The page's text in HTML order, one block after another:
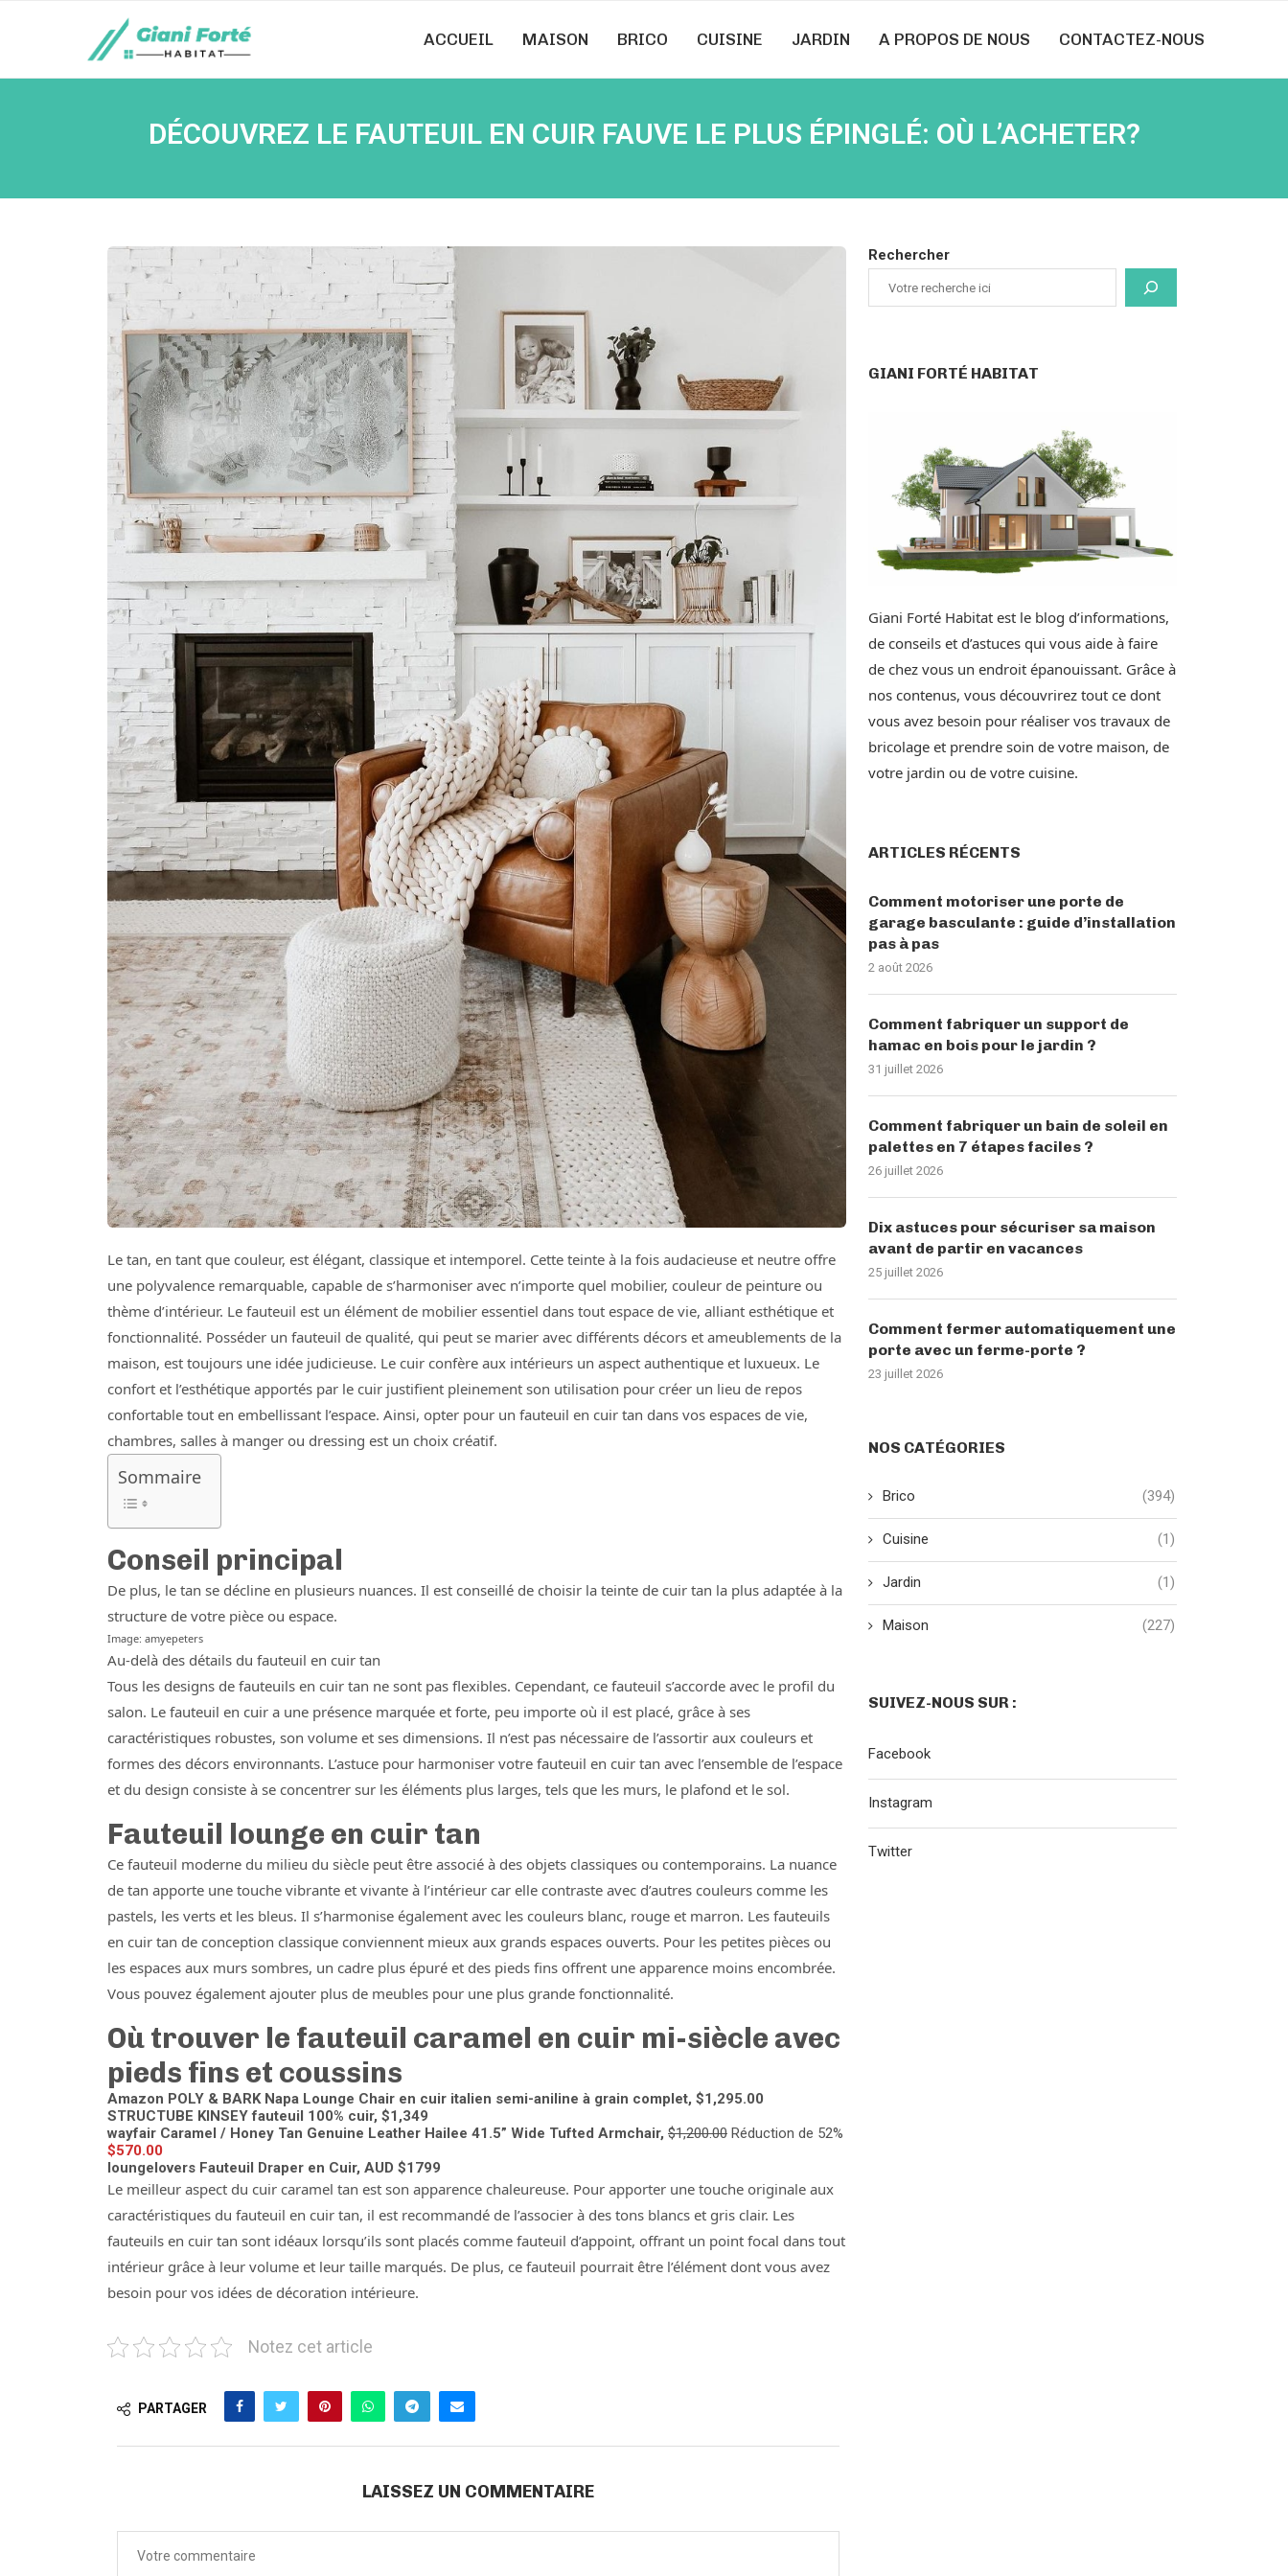
ACCUEIL MAISON BRICO CUISINE JARDIN A PROPOS DE NOUS CONTACTEZ-NOUS
DÉCOUVREZ LE FAUTEUIL EN CUIR FAUVE LE PLUS ÉPINGLÉ: OÙ L’ACHETER?
Le tan, en tant que couleur, est élégant, classique et intemporel. Cette teinte à la fois audacieuse et neutre offre
une polyvalence remarquable, capable de s’harmoniser avec n’importe quel mobilier, couleur de peinture ou
thème d’intérieur. Le fauteuil est un élément de mobilier essentiel dans tout espace de vie, alliant esthétique et
fonctionnalité. Posséder un fauteuil de qualité, qui peut se marier avec différents décors et ameublements de la
maison, est toujours une idée judicieuse. Le cuir confère aux intérieurs un aspect authentique et luxueux. Le
confort et l’esthétique apportés par le cuir justifient pleinement son utilisation pour créer un lieu de repos
confortable tout en embellissant l’espace. Ainsi, opter pour un fauteuil en cuir tan dans vos espaces de vie,
chambres, salles à manger ou dressing est un choix créatif.
Sommaire
Conseil principal
De plus, le tan se décline en plusieurs nuances. Il est conseillé de choisir la teinte de cuir tan la plus adaptée à la
structure de votre pièce ou espace.
Image: amyepeters
Au-delà des détails du fauteuil en cuir tan
Tous les designs de fauteuils en cuir tan ne sont pas flexibles. Cependant, ce fauteuil s’accorde avec le profil du
salon. Le fauteuil en cuir a une présence marquée et forte, peu importe où il est placé, grâce à ses
caractéristiques robustes, son volume et ses dimensions. Il n’est pas nécessaire de l’assortir aux couleurs et
formes des décors environnants. L’astuce pour harmoniser votre fauteuil en cuir tan avec l’ensemble de l’espace
et du design consiste à se concentrer sur les éléments plus larges, tels que les murs, le plafond et le sol.
Fauteuil lounge en cuir tan
Ce fauteuil moderne du milieu du siècle peut être associé à des objets classiques ou contemporains. La nuance
de tan apporte une touche vibrante et vivante à l’intérieur car elle contraste avec d’autres couleurs comme les
pastels, les verts et les bleus. Il s’harmonise également avec les couleurs blanc, rouge et marron. Les fauteuils
en cuir tan de conception classique conviennent mieux aux grands espaces ouverts. Pour les petites pièces ou
les espaces aux murs sombres, un cadre plus épuré et des pieds fins offrent une apparence moins encombrée.
Vous pouvez également ajouter plus de meubles pour une plus grande fonctionnalité.
Où trouver le fauteuil caramel en cuir mi-siècle avec
pieds fins et coussins
Amazon POLY & BARK Napa Lounge Chair en cuir italien semi-aniline à grain complet, $1,295.00
STRUCTUBE KINSEY fauteuil 100% cuir, $1,349
wayfair Caramel / Honey Tan Genuine Leather Hailee 41.5” Wide Tufted Armchair, $1,200.00 Réduction de 52%
$570.00
loungelovers Fauteuil Draper en Cuir, AUD $1799
Le meilleur aspect du cuir caramel tan est son apparence chaleureuse. Pour apporter une touche originale aux
caractéristiques du fauteuil en cuir tan, il est recommandé de l’associer à des tons blancs et gris clair. Les
fauteuils en cuir tan sont idéaux lorsqu’ils sont placés comme fauteuil d’appoint, offrant un point focal dans tout
intérieur grâce à leur volume et leur taille marqués. De plus, ce fauteuil pourrait être l’élément dont vous avez
besoin pour vos idées de décoration intérieure.
Notez cet article
PARTAGER
LAISSEZ UN COMMENTAIRE
Rechercher
GIANI FORTÉ HABITAT
Giani Forté Habitat est le blog d’informations,
de conseils et d’astuces qui vous aide à faire
de chez vous un endroit épanouissant. Grâce à
nos contenus, vous découvrirez tout ce dont
vous avez besoin pour réaliser vos travaux de
bricolage et prendre soin de votre maison, de
votre jardin ou de votre cuisine.
ARTICLES RÉCENTS
Comment motoriser une porte de
garage basculante : guide d’installation
pas à pas
2 août 2026
Comment fabriquer un support de
hamac en bois pour le jardin ?
31 juillet 2026
Comment fabriquer un bain de soleil en
palettes en 7 étapes faciles ?
26 juillet 2026
Dix astuces pour sécuriser sa maison
avant de partir en vacances
25 juillet 2026
Comment fermer automatiquement une
porte avec un ferme-porte ?
23 juillet 2026
NOS CATÉGORIES
Brico (394)
Cuisine (1)
Jardin (1)
Maison (227)
SUIVEZ-NOUS SUR :
Facebook
Instagram
Twitter